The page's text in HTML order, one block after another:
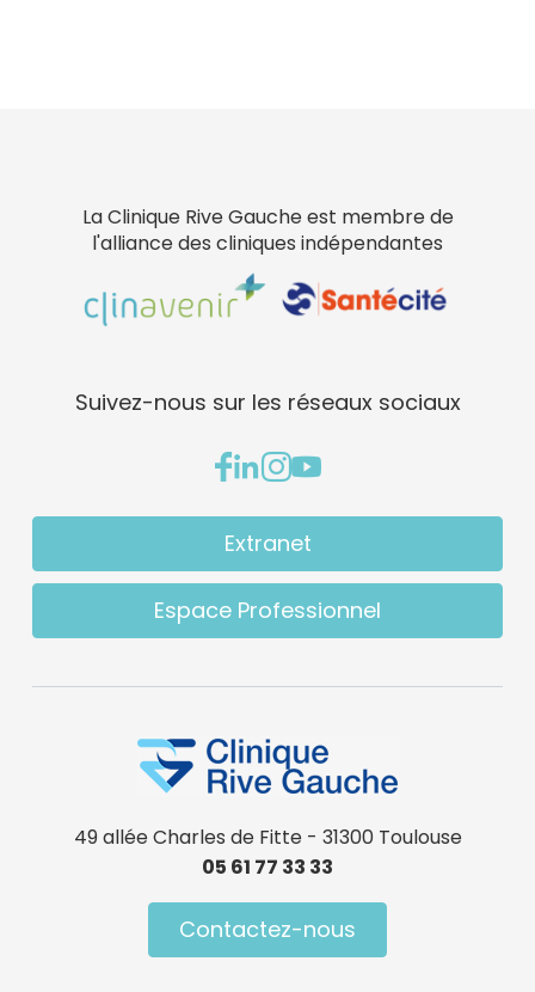
La Clinique Rive Gauche est membre de
l'alliance des cliniques indépendantes
Suivez-nous sur les réseaux sociaux
Extranet
Espace Professionnel
49 allée Charles de Fitte - 31300 Toulouse
05 61 77 33 33
Contactez-nous